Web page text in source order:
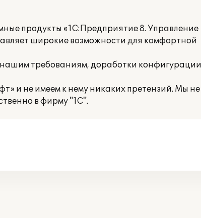
продукты «1С:Предприятие 8. Управление
широкие возможности для комфортной
требованиям, доработки конфигурации
и не имеем к нему никаких претензий. Мы не
в фирму "1С".